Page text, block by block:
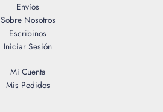
Envíos
Sobre Nosotros
Escribinos
Iniciar Sesión
Mi Cuenta
Mis Pedidos